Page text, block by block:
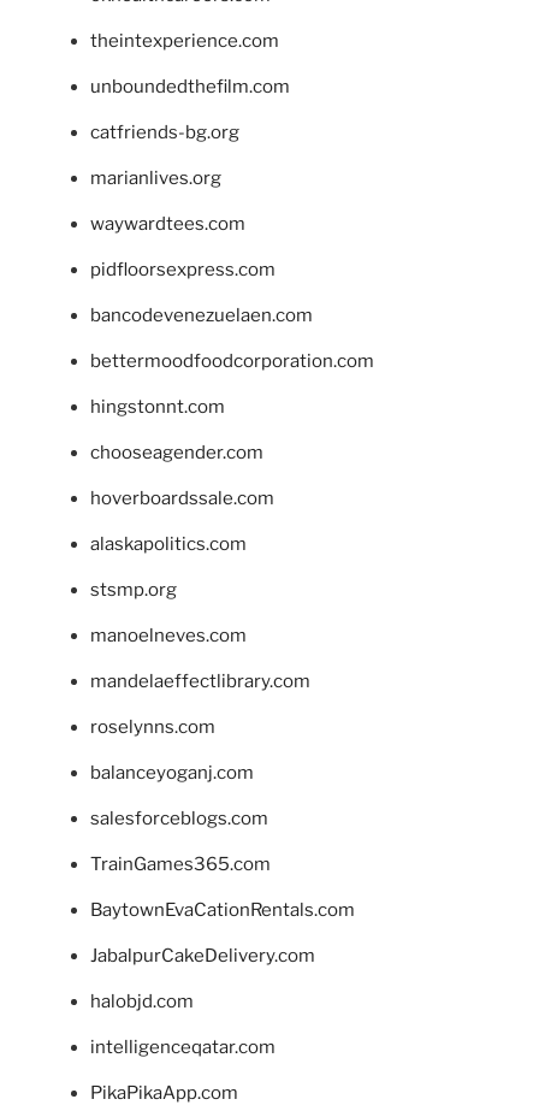
theintexperience.com
unboundedthefilm.com
catfriends-bg.org
marianlives.org
waywardtees.com
pidfloorsexpress.com
bancodevenezuelaen.com
bettermoodfoodcorporation.com
hingstonnt.com
chooseagender.com
hoverboardssale.com
alaskapolitics.com
stsmp.org
manoelneves.com
mandelaeffectlibrary.com
roselynns.com
balanceyoganj.com
salesforceblogs.com
TrainGames365.com
BaytownEvaCationRentals.com
JabalpurCakeDelivery.com
halobjd.com
intelligenceqatar.com
PikaPikaApp.com